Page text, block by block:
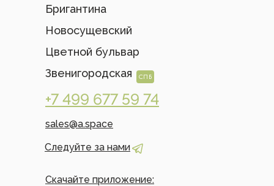
sales@a.space
Цветной бульвар
Звенигородская
Новосущевский
Бригантина
Следуйте за нами
Скачайте приложение:
+7 499 677 59 74
СПБ